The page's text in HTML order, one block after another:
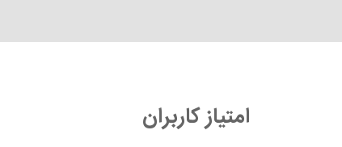
امتیاز کاربران